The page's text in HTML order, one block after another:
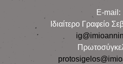
E-mail:
Iδιαίτερο Γραφείο